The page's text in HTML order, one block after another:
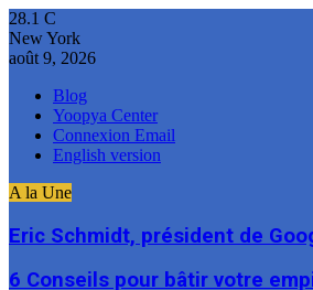
28.1 C
New York
août 9, 2026
Blog
Yoopya Center
Connexion Email
English version
A la Une
Eric Schmidt, président de
6 Conseils pour bâtir votre